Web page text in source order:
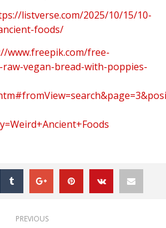
listverse.com/2025/10/15/10-
foods/
www.freepik.com/free-
vegan-bread-with-poppies-
PREVIOUS